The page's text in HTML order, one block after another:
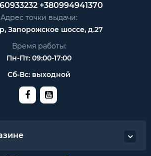
+380994941370
Адрес точки выдачи:
Запорожское шоссе, д.27
Время работы:
Пн-Пт: 09:00-17:00
Сб-Вс: выходной